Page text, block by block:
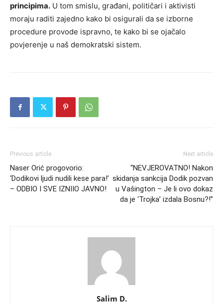
principima. U tom smislu, građani, političari i aktivisti
moraju raditi zajedno kako bi osigurali da se izborne
procedure provode ispravno, te kako bi se ojačalo
povjerenje u naš demokratski sistem.
Previous article
Naser Orić progovorio:
‘Dodikovi ljudi nudili kese para!’
– ODBIO I SVE IZNIIO JAVNO!
Next article
“NEVJEROVATNO! Nakon
skidanja sankcija Dodik pozvan
u Vašington – Je li ovo dokaz
da je ‘Troјka’ izdala Bosnu?!”
Salim D.